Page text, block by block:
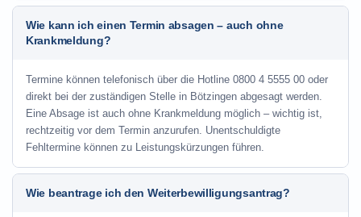
Wie kann ich einen Termin absagen – auch ohne
Krankmeldung?
Termine können telefonisch über die Hotline 0800 4 5555 00 oder
direkt bei der zuständigen Stelle in Bötzingen abgesagt werden.
Eine Absage ist auch ohne Krankmeldung möglich – wichtig ist,
rechtzeitig vor dem Termin anzurufen. Unentschuldigte
Fehltermine können zu Leistungskürzungen führen.
Wie beantrage ich den Weiterbewilligungsantrag?